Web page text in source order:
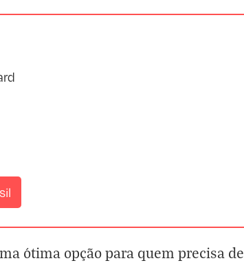
ótima opção para quem precisa de